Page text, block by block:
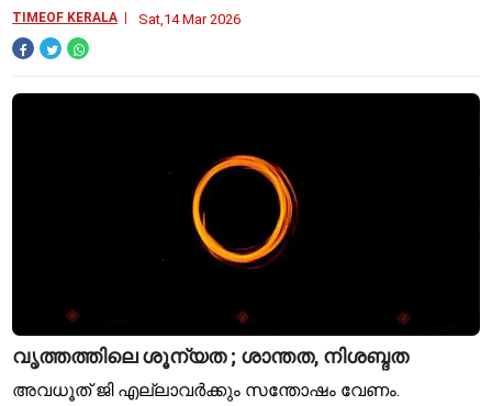
നിങ്ങൾ ഒന്നും ചെയ്യരുത്. ഒന്നും ചെയ്യരുത് എന്ന
പ്രയോഗം ധ്യാനസാധകൻ്റെ ഉള്ളി
TIMEOF KERALA Sat,14 Mar 2026
വൃത്തത്തിലെ ശൂന്യത ; ശാന്തത, നിശബ്ദത
അവധൂത് ജി എല്ലാവർക്കും സന്തോഷം വേണം.